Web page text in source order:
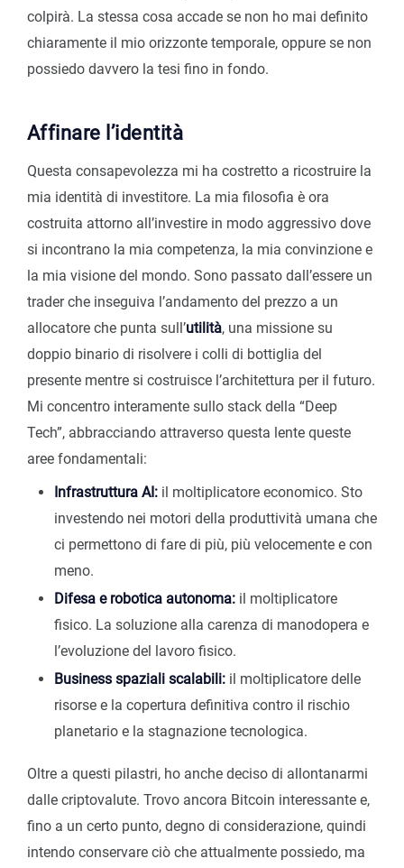
colpirà. La stessa cosa accade se non ho mai definito
chiaramente il mio orizzonte temporale, oppure se non
possiedo davvero la tesi fino in fondo.
Affinare l’identità
Questa consapevolezza mi ha costretto a ricostruire la
mia identità di investitore. La mia filosofia è ora
costruita attorno all’investire in modo aggressivo dove
si incontrano la mia competenza, la mia convinzione e
la mia visione del mondo. Sono passato dall’essere un
trader che inseguiva l’andamento del prezzo a un
allocatore che punta sull’utilità, una missione su
doppio binario di risolvere i colli di bottiglia del
presente mentre si costruisce l’architettura per il futuro.
Mi concentro interamente sullo stack della “Deep
Tech”, abbracciando attraverso questa lente queste
aree fondamentali:
Infrastruttura AI: il moltiplicatore economico. Sto
investendo nei motori della produttività umana che
ci permettono di fare di più, più velocemente e con
meno.
Difesa e robotica autonoma: il moltiplicatore
fisico. La soluzione alla carenza di manodopera e
l’evoluzione del lavoro fisico.
Business spaziali scalabili: il moltiplicatore delle
risorse e la copertura definitiva contro il rischio
planetario e la stagnazione tecnologica.
Oltre a questi pilastri, ho anche deciso di allontanarmi
dalle criptovalute. Trovo ancora Bitcoin interessante e,
fino a un certo punto, degno di considerazione, quindi
intendo conservare ciò che attualmente possiedo, ma